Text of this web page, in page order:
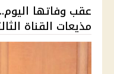
عقب وفاتها
مذيعات القناة